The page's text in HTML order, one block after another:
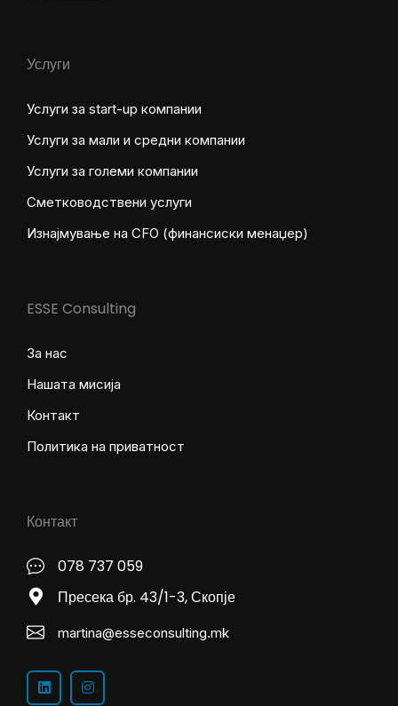
Услуги
Услуги за start-up компании
Услуги за мали и средни компании
Услуги за големи компании
Сметководствени услуги
Изнајмување на CFO (финансиски менаџер)
ESSE Consulting
За нас
Нашата мисија
Контакт
Политика на приватност
Контакт
078 737 059
Пресека бр. 43/1-3, Скопје
martina@esseconsulting.mk